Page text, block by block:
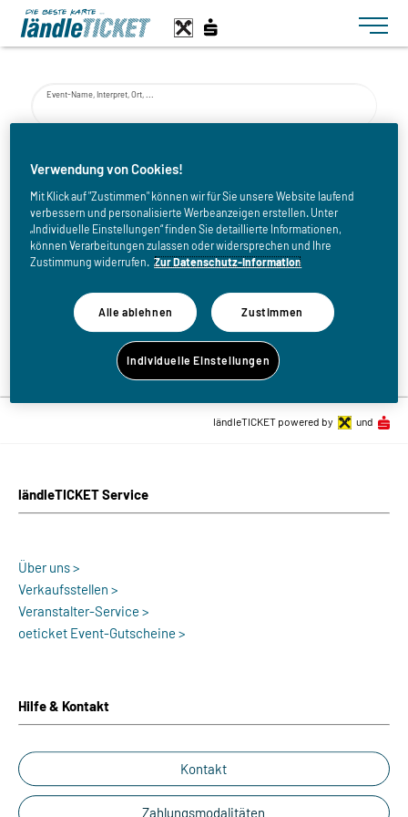
Toggle
Event-Name, Interpret, Ort, ...
bis
Zurück zur Eventliste
ländleTICKET Service
Über uns >
Verkaufsstellen >
Veranstalter-Service >
oeticket Event-Gutscheine >
Hilfe & Kontakt
Kontakt
Zahlungsmodalitäten
ländleTICKET powered by und
Verwendung von Cookies!
Mit Klick auf "Zustimmen" können wir für Sie unsere Website laufend
verbessern und personalisierte Werbeanzeigen erstellen. Unter
„Individuelle Einstellungen“ finden Sie detaillierte Informationen,
können Verarbeitungen zulassen oder widersprechen und Ihre
Zustimmung widerrufen. Zur Datenschutz-Information
Alle ablehnen Zustimmen
Individuelle Einstellungen